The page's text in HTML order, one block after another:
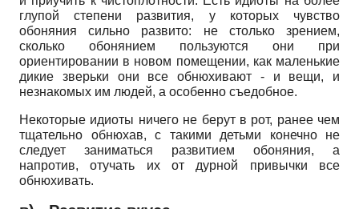
глупой степени развития, у которых чувство
обоняния сильно развито: не столько зрением,
сколько обонянием пользуются они при
ориентировании в новом помещении, как маленькие
дикие зверьки они все обнюхивают - и вещи, и
незнакомых им людей, а особенно съедобное.
Некоторые идиоты ничего не берут в рот, ранее чем
тщательно обнюхав, с такими детьми конечно не
следует заниматься развитием обоняния, а
напротив, отучать их от дурной привычки все
обнюхивать.